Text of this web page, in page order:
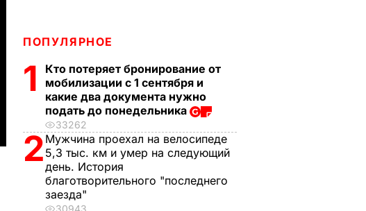
ПОПУЛЯРНОЕ
1
Кто потеряет бронирование от
мобилизации с 1 сентября и
какие два документа нужно
подать до понедельника
33262
2 Мужчина проехал на велосипеде
5,3 тыс. км и умер на следующий
день. История
благотворительного "последнего
заезда"
30943